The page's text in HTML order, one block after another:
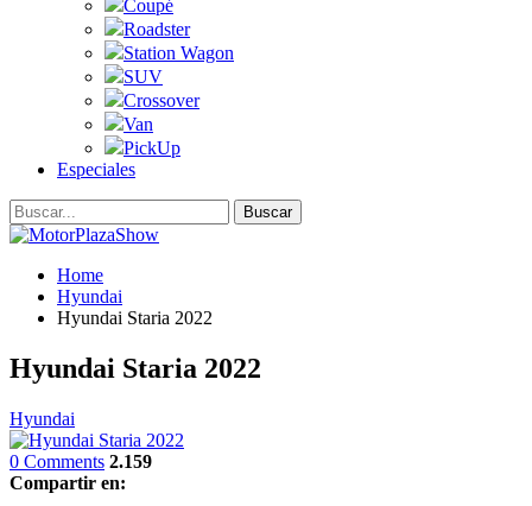
Coupé
Roadster
Station Wagon
SUV
Crossover
Van
PickUp
Especiales
Home
Hyundai
Hyundai Staria 2022
Hyundai Staria 2022
Hyundai
0 Comments 2.159
Compartir en: